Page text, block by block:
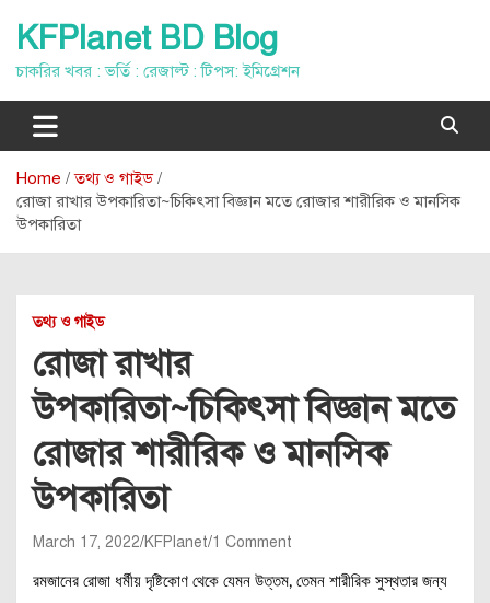
content
KFPlanet BD Blog
চাকরির খবর : ভর্তি : রেজাল্ট : টিপস: ইমিগ্রেশন
Home
তথ্য ও গাইড
রোজা রাখার উপকারিতা~চিকিৎসা বিজ্ঞান মতে রোজার শারীরিক ও মানসিক
উপকারিতা
তথ্য ও গাইড
রোজা রাখার
উপকারিতা~চিকিৎসা বিজ্ঞান মতে
রোজার শারীরিক ও মানসিক
উপকারিতা
March 17, 2022 KFPlanet 1 Comment
রমজানের রোজা ধর্মীয় দৃষ্টিকোণ থেকে যেমন উত্তম, তেমন শারীরিক সুস্থতার জন্য